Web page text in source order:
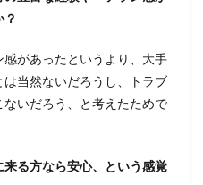
があったというより、大手
当然ないだろうし、トラブ
いだろう、と考えたためで
る方なら安心、という感覚